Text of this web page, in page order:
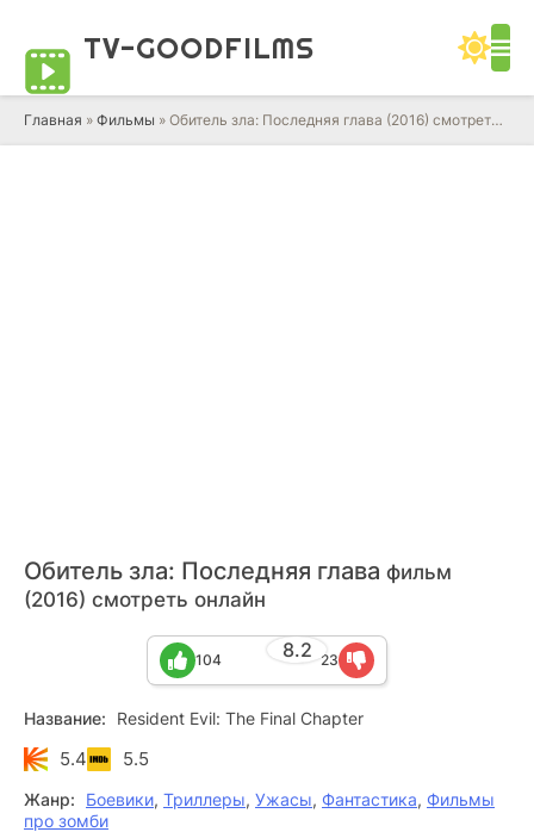
TV-GOODFILMS
Главная » Фильмы » Обитель зла: Последняя глава (2016) смотреть онлайн фильм в HD качестве 720 - 1080 бесплатно
Обитель зла: Последняя глава фильм
(2016) смотреть онлайн
8.2
104 23
Название: Resident Evil: The Final Chapter
5.4 5.5
Жанр: Боевики, Триллеры, Ужасы, Фантастика, Фильмы
про зомби